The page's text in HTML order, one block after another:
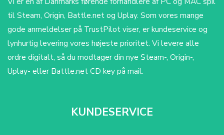
til Steam, Origin, Battle.net og Uplay. Som vores mange
gode anmeldelser på TrustPilot viser, er kundeservice og
lynhurtig levering vores højeste prioritet. Vi levere alle
ordre digitalt, så du modtager din nye Steam-, Origin-,
Uplay- eller Battle.net CD key på mail.
KUNDESERVICE